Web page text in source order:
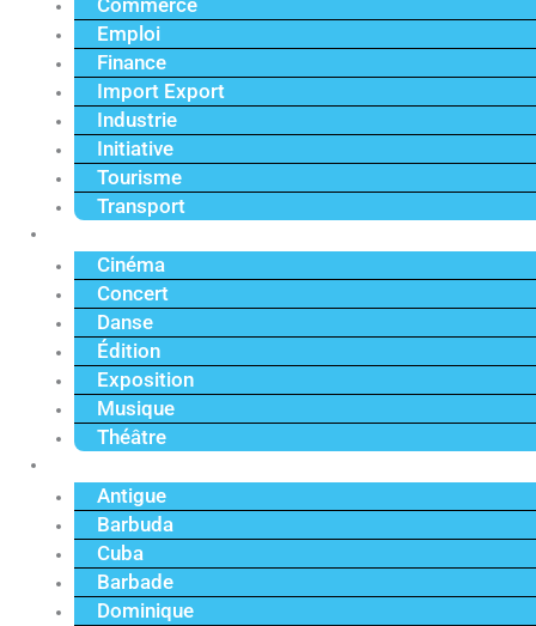
Commerce
Emploi
Finance
Import Export
Industrie
Initiative
Tourisme
Transport
Cinéma
Concert
Danse
Édition
Exposition
Musique
Théâtre
Antigue
Barbuda
Cuba
Barbade
Dominique